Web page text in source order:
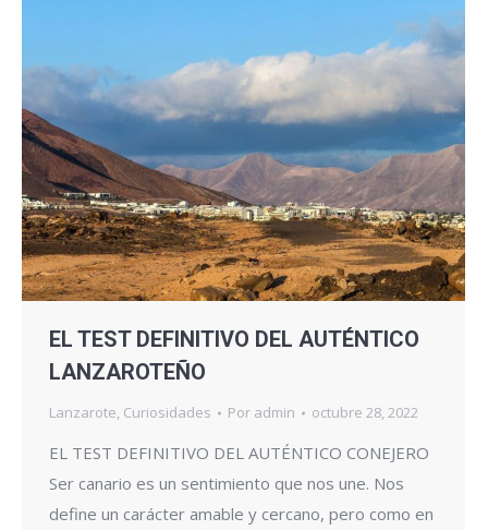
EL TEST DEFINITIVO DEL AUTÉNTICO
LANZAROTEÑO
Lanzarote, Curiosidades Por admin octubre 28, 2022
EL TEST DEFINITIVO DEL AUTÉNTICO CONEJERO
Ser canario es un sentimiento que nos une. Nos
define un carácter amable y cercano, pero como en